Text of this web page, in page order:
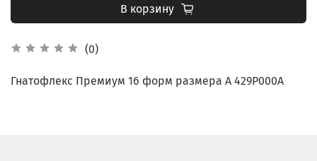
(0)
В корзину
Гнатофлекс Премиум 16 форм размера А 429P000A